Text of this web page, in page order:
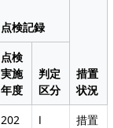
点検記録
措置
状況
点検
実施
年度
判定
区分
202
Ⅰ
措置